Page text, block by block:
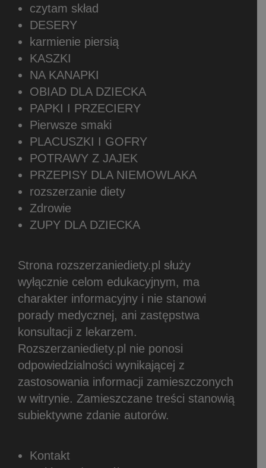
czytam skład
DESERY
karmienie piersią
KASZKI
NA KANAPKI
OBIAD DLA DZIECKA
PAPKI I PRZECIERY
Pierwsze smaki
PLACUSZKI I GOFRY
POTRAWY Z JAJEK
PRZEPISY DLA NIEMOWLAKA
rozszerzanie diety
Zdrowie
ZUPY DLA DZIECKA
Strona rozszerzaniediety.pl służy
wyłącznie celom edukacyjnym, ma
charakter informacyjny i nie stanowi
porady medycznej, ani zastępstwa
konsultacji z lekarzem.
Rozszerzaniediety.pl nie ponosi
odpowiedzialności wynikającej z
zastosowania informacji zamieszczonych
w witrynie. Zamieszczane treści stanowią
subiektywne zdanie autorów.
Kontakt